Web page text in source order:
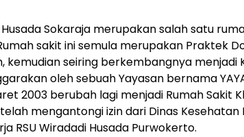
Husada Sokaraja merupakan salah satu
sakit ini semula merupakan Praktek
kemudian seiring berkembangnya menjadi
oleh sebuah Yayasan bernama
2003 berubah lagi menjadi Rumah Sakit
mengantongi izin dari Dinas Kesehatan
RSU Wiradadi Husada Purwokerto.